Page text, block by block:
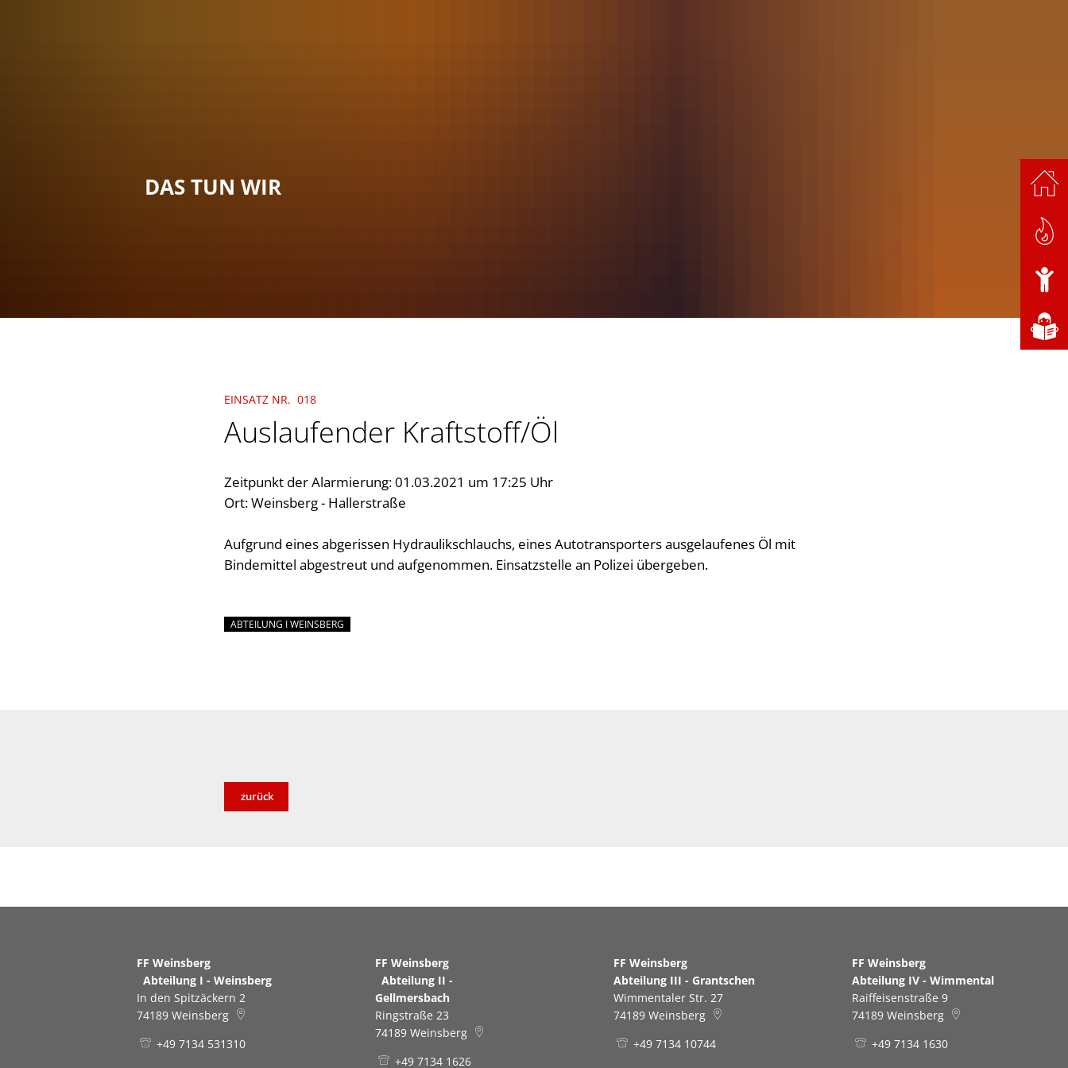
DAS TUN WIR
EINSATZ NR. 018
Auslaufender Kraftstoff/Öl
Zeitpunkt der Alarmierung: 01.03.2021 um 17:25 Uhr
Ort: Weinsberg - Hallerstraße
Aufgrund eines abgerissen Hydraulikschlauchs, eines Autotransporters ausgelaufenes Öl mit
Bindemittel abgestreut und aufgenommen. Einsatzstelle an Polizei übergeben.
ABTEILUNG I WEINSBERG
zurück
FF Weinsberg
Abteilung I - Weinsberg
In den Spitzäckern 2
74189 Weinsberg
+49 7134 531310
FF Weinsberg
Abteilung II -
Gellmersbach
Ringstraße 23
74189 Weinsberg
+49 7134 1626
FF Weinsberg
Abteilung III - Grantschen
Wimmentaler Str. 27
74189 Weinsberg
+49 7134 10744
FF Weinsberg
Abteilung IV - Wimmental
Raiffeisenstraße 9
74189 Weinsberg
+49 7134 1630